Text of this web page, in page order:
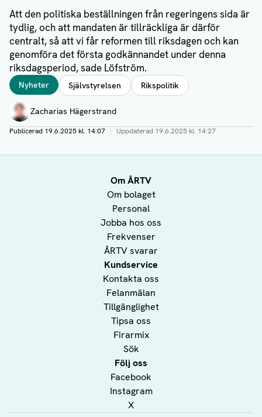
Att den politiska beställningen från regeringens sida är
tydlig, och att mandaten är tillräckliga är därför
centralt, så att vi får reformen till riksdagen och kan
genomföra det första godkännandet under denna
riksdagsperiod, sade Löfström.
Taggar
Nyheter Självstyrelsen Rikspolitik
Författare
Zacharias Hägerstrand
Publicerad 19.6.2025 kl. 14:07 | Uppdaterad 19.6.2025 kl. 14:27
Om ÅRTV
Om bolaget
Personal
Jobba hos oss
Frekvenser
ÅRTV svarar
Kundservice
Kontakta oss
Felanmälan
Tillgänglighet
Tipsa oss
Firarmix
Sök
Följ oss
Facebook
Instagram
X